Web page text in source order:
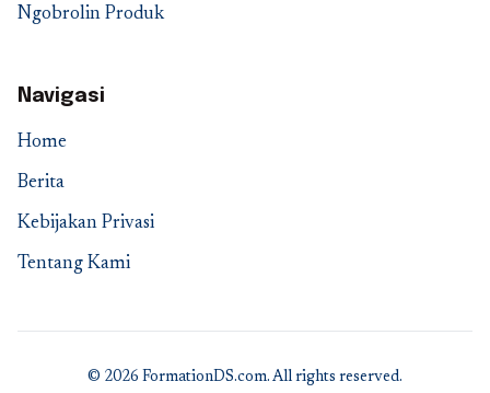
Ngobrolin Produk
Navigasi
Home
Berita
Kebijakan Privasi
Tentang Kami
© 2026 FormationDS.com. All rights reserved.